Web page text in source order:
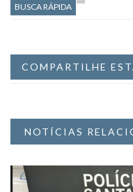
BUSCA RÁPIDA
COMPARTILHE
NOTÍCIAS